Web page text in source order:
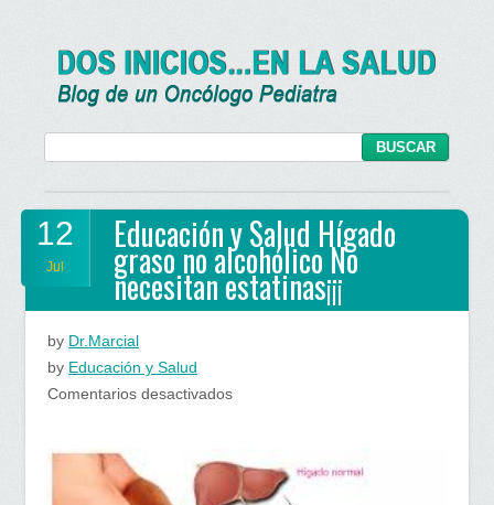
12
Jul
Educación y Salud Hígado
graso no alcohólico No
necesitan estatinas¡¡¡
by Dr.Marcial
by Educación y Salud
Comentarios desactivadosen
Salud
Hígado